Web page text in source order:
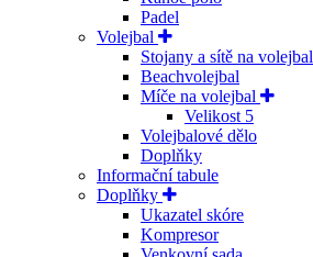
Padel
Volejbal
Stojany a sítě na volejbal
Beachvolejbal
Míče na volejbal
Velikost 5
Volejbalové dělo
Doplňky
Informační tabule
Doplňky
Ukazatel skóre
Kompresor